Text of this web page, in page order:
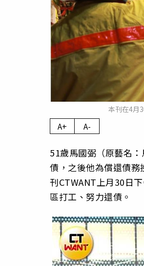
本刊在4月
A+ A-
51歲馬國弼（原藝名
債，之後他為償還債
刊CTWANT上月30日
區打工、努力還債。